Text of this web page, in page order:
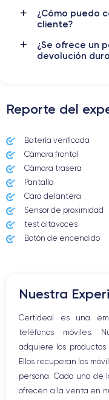
LTE/4G
7 Plus
¿Cómo puedo
cliente?
¿Se ofrece un
devolución
Reporte del
Batería verificada
Cámara frontal
Cámara trasera
Pantalla
Cara delantera
Sensor de proximidad
test altavoces
Botón de encendido
Altavoz
Botón Inicio
Bluetooth
WiFi
Red móvil
Vibración
Conector USB
Nuestra
Certideal es una
teléfonos móviles.
adquiere los
Ellos recuperan los
persona. Cada uno de
ofrecen a la venta en